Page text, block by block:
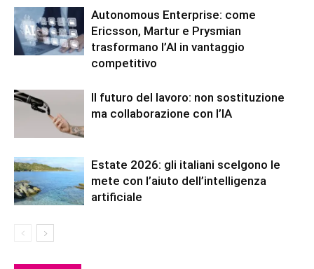
Autonomous Enterprise: come
Ericsson, Martur e Prysmian
trasformano l’AI in vantaggio
competitivo
Il futuro del lavoro: non sostituzione
ma collaborazione con l’IA
Estate 2026: gli italiani scelgono le
mete con l’aiuto dell’intelligenza
artificiale